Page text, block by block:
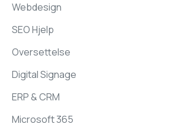
Webdesign
SEO Hjelp
Oversettelse
Digital Signage
ERP & CRM
Microsoft 365